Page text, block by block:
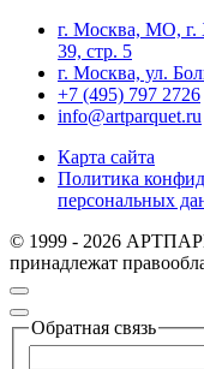
г. Москва, МО, г.
39, стр. 5
г. Москва, ул.
+7 (495) 797 2726
info@artparquet.ru
Карта сайта
Политика
персональных
© 1999 - 2026
принадлежат
Обратная связь